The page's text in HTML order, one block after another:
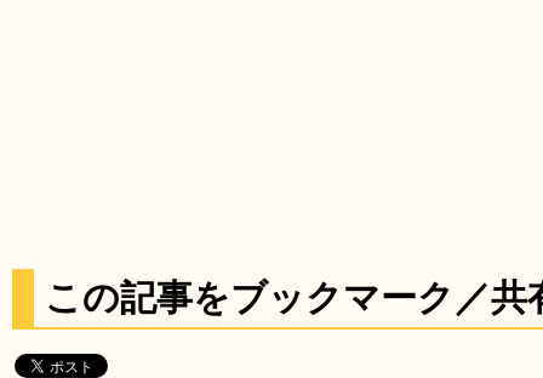
この記事をブックマーク／共